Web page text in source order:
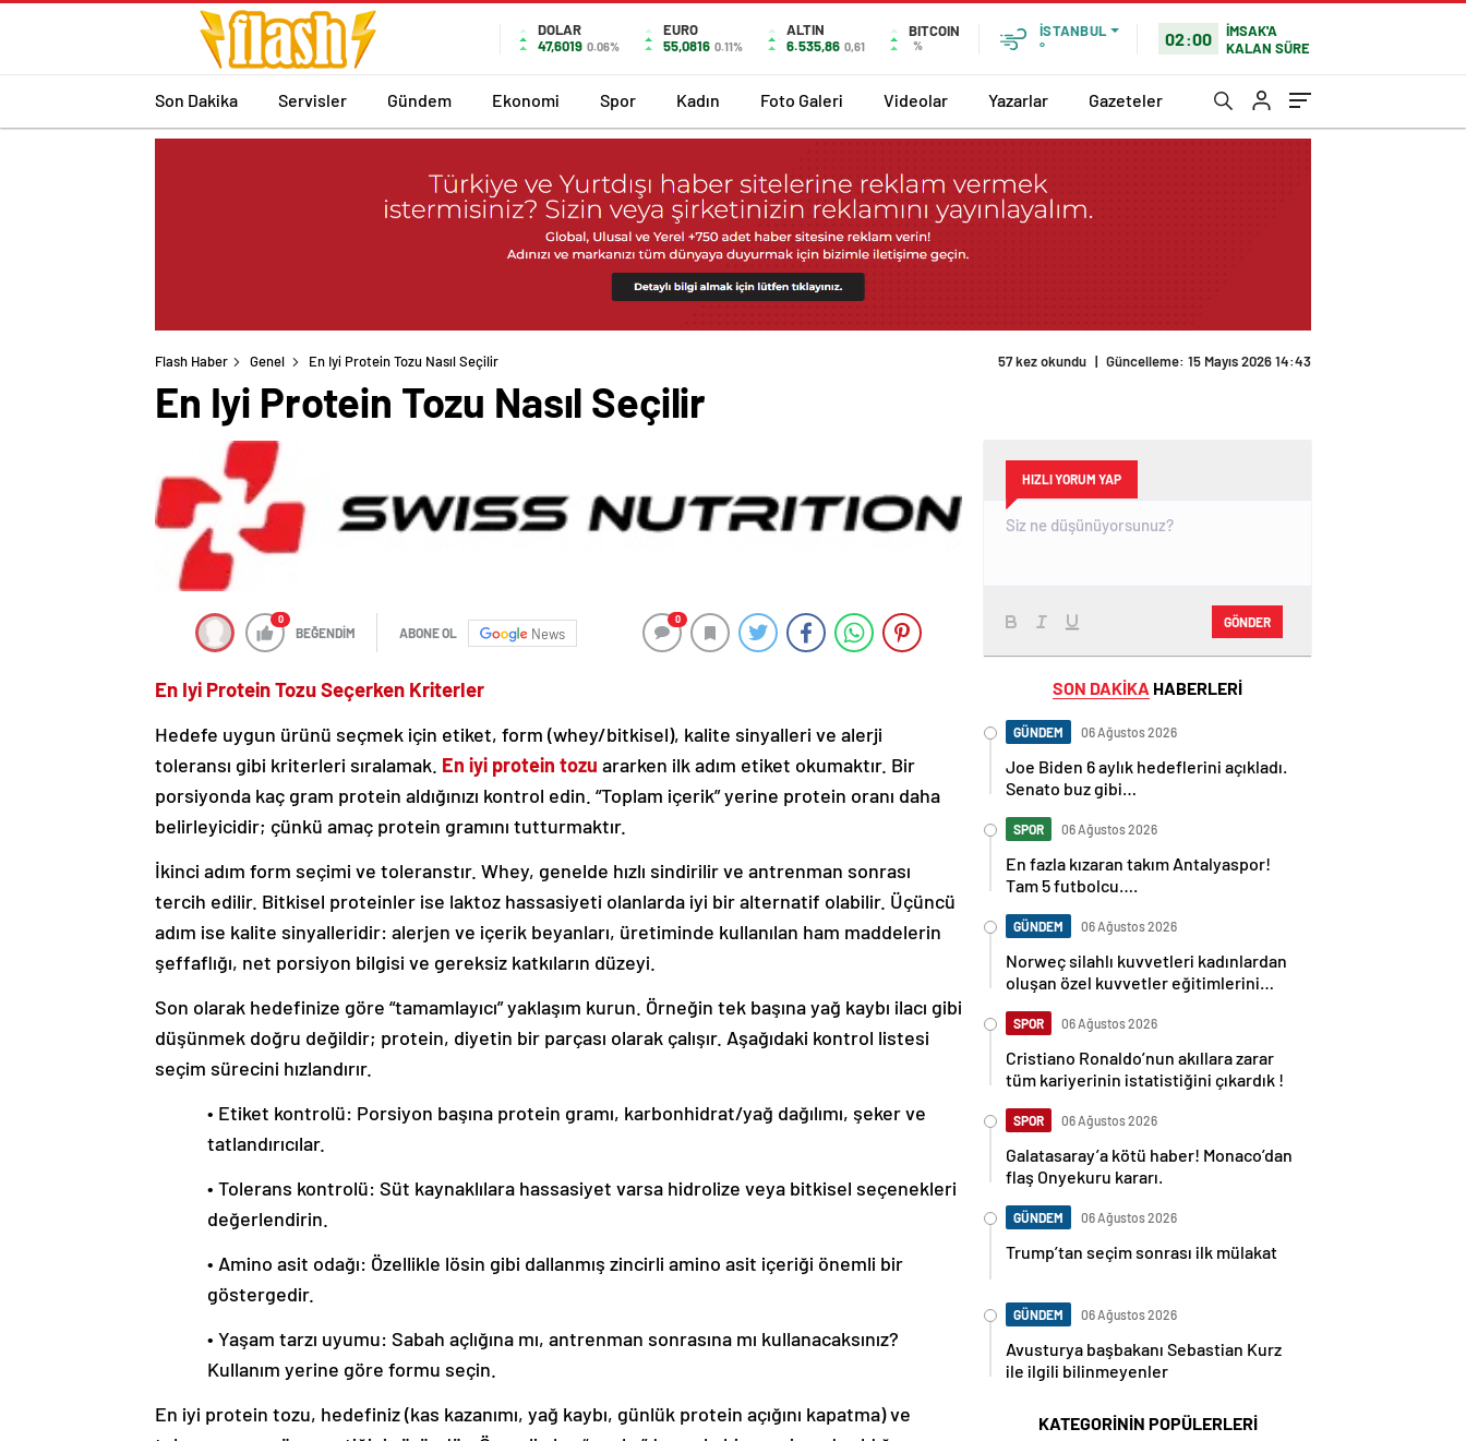
DOLAR
47,6019 0.06%
EURO
55,0816 0.11%
ALTIN
6.535,86 0,61
BITCOIN
%
İSTANBUL
°
02:00
İMSAK'A
KALAN SÜRE
Son Dakika Servisler Gündem Ekonomi Spor Kadın Foto Galeri Videolar Yazarlar Gazeteler
Flash Haber Genel En Iyi Protein Tozu Nasıl Seçilir 57 kez okundu | Güncelleme: 15 Mayıs 2026 14:43
En Iyi Protein Tozu Nasıl Seçilir
0
BEĞENDİM ABONE OL News
0
En Iyi Protein Tozu Seçerken Kriterler
Hedefe uygun ürünü seçmek için etiket, form (whey/bitkisel), kalite sinyalleri ve alerji
toleransı gibi kriterleri sıralamak. En iyi protein tozu ararken ilk adım etiket okumaktır. Bir
porsiyonda kaç gram protein aldığınızı kontrol edin. “Toplam içerik” yerine protein oranı daha
belirleyicidir; çünkü amaç protein gramını tutturmaktır.
İkinci adım form seçimi ve toleranstır. Whey, genelde hızlı sindirilir ve antrenman sonrası
tercih edilir. Bitkisel proteinler ise laktoz hassasiyeti olanlarda iyi bir alternatif olabilir. Üçüncü
adım ise kalite sinyalleridir: alerjen ve içerik beyanları, üretiminde kullanılan ham maddelerin
şeffaflığı, net porsiyon bilgisi ve gereksiz katkıların düzeyi.
Son olarak hedefinize göre “tamamlayıcı” yaklaşım kurun. Örneğin tek başına yağ kaybı ilacı gibi
düşünmek doğru değildir; protein, diyetin bir parçası olarak çalışır. Aşağıdaki kontrol listesi
seçim sürecini hızlandırır.
• Etiket kontrolü: Porsiyon başına protein gramı, karbonhidrat/yağ dağılımı, şeker ve
tatlandırıcılar.
• Tolerans kontrolü: Süt kaynaklılara hassasiyet varsa hidrolize veya bitkisel seçenekleri
değerlendirin.
• Amino asit odağı: Özellikle lösin gibi dallanmış zincirli amino asit içeriği önemli bir
göstergedir.
• Yaşam tarzı uyumu: Sabah açlığına mı, antrenman sonrasına mı kullanacaksınız?
Kullanım yerine göre formu seçin.
En iyi protein tozu, hedefiniz (kas kazanımı, yağ kaybı, günlük protein açığını kapatma) ve
HIZLI YORUM YAP
GÖNDER
SON DAKİKA HABERLERİ
GÜNDEM 06 Ağustos 2026
Joe Biden 6 aylık hedeflerini açıkladı.
Senato buz gibi…
SPOR 06 Ağustos 2026
En fazla kızaran takım Antalyaspor!
Tam 5 futbolcu….
GÜNDEM 06 Ağustos 2026
Norweç silahlı kuvvetleri kadınlardan
oluşan özel kuvvetler eğitimlerini
SPOR 06 Ağustos 2026
Cristiano Ronaldo’nun akıllara zarar
tüm kariyerinin istatistiğini çıkardık !
SPOR 06 Ağustos 2026
Galatasaray’a kötü haber! Monaco’dan
flaş Onyekuru kararı.
GÜNDEM 06 Ağustos 2026
Trump’tan seçim sonrası ilk mülakat
GÜNDEM 06 Ağustos 2026
Avusturya başbakanı Sebastian Kurz
ile ilgili bilinmeyenler
KATEGORİNİN POPÜLERLERİ